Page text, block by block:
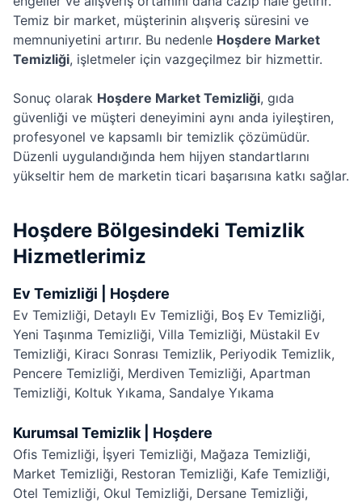
Temiz bir market, müşterinin alışveriş süresini ve
memnuniyetini artırır. Bu nedenle Hoşdere Market
Temizliği, işletmeler için vazgeçilmez bir hizmettir.
Sonuç olarak Hoşdere Market Temizliği, gıda
güvenliği ve müşteri deneyimini aynı anda iyileştiren,
profesyonel ve kapsamlı bir temizlik çözümüdür.
Düzenli uygulandığında hem hijyen standartlarını
yükseltir hem de marketin ticari başarısına katkı sağlar.
Hoşdere Bölgesindeki Temizlik
Hizmetlerimiz
Ev Temizliği | Hoşdere
Ev Temizliği, Detaylı Ev Temizliği, Boş Ev Temizliği,
Yeni Taşınma Temizliği, Villa Temizliği, Müstakil Ev
Temizliği, Kiracı Sonrası Temizlik, Periyodik Temizlik,
Pencere Temizliği, Merdiven Temizliği, Apartman
Temizliği, Koltuk Yıkama, Sandalye Yıkama
Kurumsal Temizlik | Hoşdere
Ofis Temizliği, İşyeri Temizliği, Mağaza Temizliği,
Market Temizliği, Restoran Temizliği, Kafe Temizliği,
Otel Temizliği, Okul Temizliği, Dersane Temizliği,